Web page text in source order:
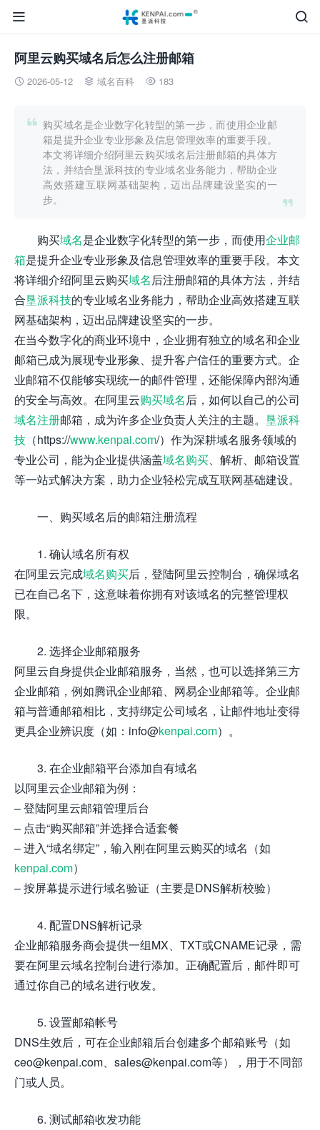


阿里云购买域名后怎么注册邮箱
 2026-05-12  域名百科  183


购买域名是企业数字化转型的第一步，而使用企业邮
箱是提升企业专业形象及信息管理效率的重要手段。
本文将详细介绍阿里云购买域名后注册邮箱的具体方
法，并结合垦派科技的专业域名业务能力，帮助企业
高效搭建互联网基础架构，迈出品牌建设坚实的一
步。
购买域名是企业数字化转型的第一步，而使用企业邮
箱是提升企业专业形象及信息管理效率的重要手段。本文
将详细介绍阿里云购买域名后注册邮箱的具体方法，并结
合垦派科技的专业域名业务能力，帮助企业高效搭建互联
网基础架构，迈出品牌建设坚实的一步。
在当今数字化的商业环境中，企业拥有独立的域名和企业
邮箱已成为展现专业形象、提升客户信任的重要方式。企
业邮箱不仅能够实现统一的邮件管理，还能保障内部沟通
的安全与高效。在阿里云购买域名后，如何以自己的公司
域名注册邮箱，成为许多企业负责人关注的主题。 垦派科
技 （https://www.kenpai.com/）作为深耕域名服务领域的
专业公司，能为企业提供涵盖域名购买、解析、邮箱设置
等一站式解决方案，助力企业轻松完成互联网基础建设。
一、购买域名后的邮箱注册流程
1. 确认域名所有权
在阿里云完成域名购买后，登陆阿里云控制台，确保域名
已在自己名下，这意味着你拥有对该域名的完整管理权
限。
2. 选择企业邮箱服务
阿里云自身提供企业邮箱服务，当然，也可以选择第三方
企业邮箱，例如腾讯企业邮箱、网易企业邮箱等。企业邮
箱与普通邮箱相比，支持绑定公司域名，让邮件地址变得
更具企业辨识度（如：info@kenpai.com）。
3. 在企业邮箱平台添加自有域名
以阿里云企业邮箱为例：
– 登陆阿里云邮箱管理后台
– 点击“购买邮箱”并选择合适套餐
– 进入“域名绑定”，输入刚在阿里云购买的域名（如
kenpai.com）
– 按屏幕提示进行域名验证（主要是DNS解析校验）
4. 配置DNS解析记录
企业邮箱服务商会提供一组MX、TXT或CNAME记录，需
要在阿里云域名控制台进行添加。正确配置后，邮件即可
通过你自己的域名进行收发。
5. 设置邮箱帐号
DNS生效后，可在企业邮箱后台创建多个邮箱账号（如
ceo@kenpai.com、sales@kenpai.com等），用于不同部
门或人员。
6. 测试邮箱收发功能